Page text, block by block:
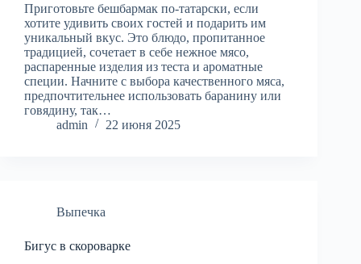
Приготовьте бешбармак по-татарски, если
хотите удивить своих гостей и подарить им
уникальный вкус. Это блюдо, пропитанное
традицией, сочетает в себе нежное мясо,
распаренные изделия из теста и ароматные
специи. Начните с выбора качественного мяса,
предпочтительнее использовать баранину или
говядину, так…
admin
22 июня 2025
Выпечка
Бигус в скороварке